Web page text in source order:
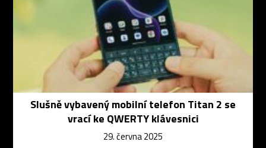
Slušně vybavený mobilní telefon Titan 2 se
vrací ke QWERTY klávesnici
29. června 2025